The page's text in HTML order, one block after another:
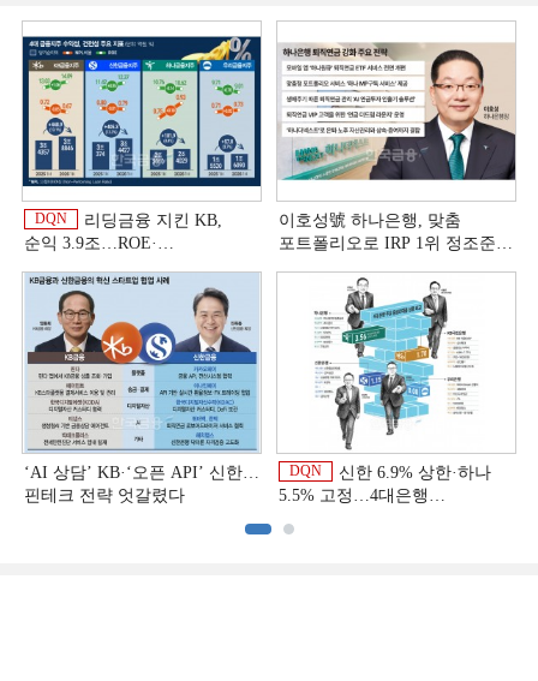
DQN
리딩금융 지킨 KB,
순익 3.9조…ROE·
상반기 금융 리그테이블]
이호성號 하나은행, 맞춤
포트폴리오로 IRP 1위 정조준
‘AI 상담’ KB·‘오픈 API’ 신한…
핀테크 전략 엇갈렸다
DQN
신한 6.9% 상한·하나
5.5% 고정…4대은행